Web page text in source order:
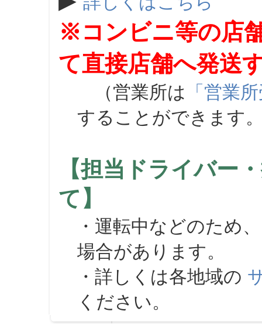
※コンビニ等の店
て直接店舗へ発送
（営業所は 「営業
することができます
【担当ドライバー
て】
・運転中などのため
場合があります。
・詳しくは各地域の
ください。